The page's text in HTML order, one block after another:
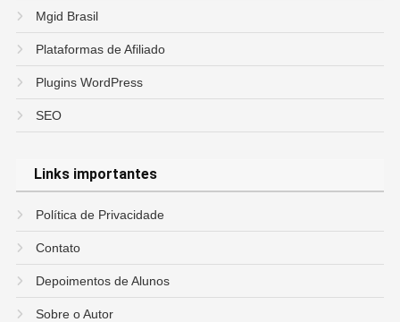
Mgid Brasil
Plataformas de Afiliado
Plugins WordPress
SEO
Links importantes
Política de Privacidade
Contato
Depoimentos de Alunos
Sobre o Autor